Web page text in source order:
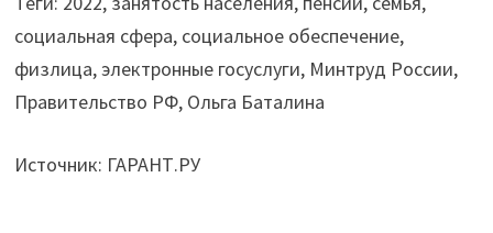
социальная сфера, социальное обеспечение,
физлица, электронные госуслуги, Минтруд России,
Правительство РФ, Ольга Баталина
Источник: ГАРАНТ.РУ